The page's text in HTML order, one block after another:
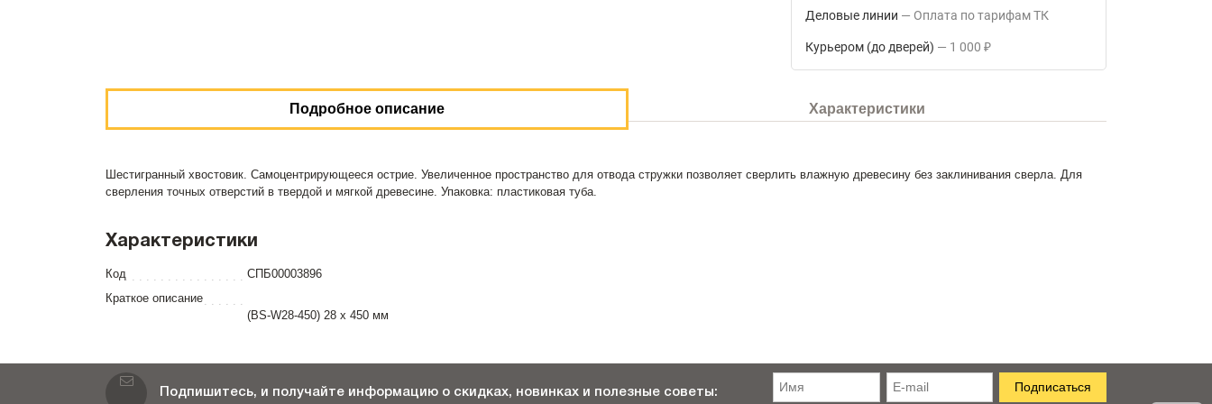
Деловые линии Оплата по тарифам ТК
Курьером (до дверей) 1 000 ₽
Подробное описание Характеристики
Шестигранный хвостовик. Самоцентрирующееся острие. Увеличенное пространство для отвода стружки позволяет сверлить влажную древесину без заклинивания сверла. Для
сверления точных отверстий в твердой и мягкой древесине. Упаковка: пластиковая туба.
Характеристики
Код
СПБ00003896
Краткое описание
(BS-W28-450) 28 х 450 мм
Подпишитесь, и получайте информацию о скидках, новинках и полезные советы: